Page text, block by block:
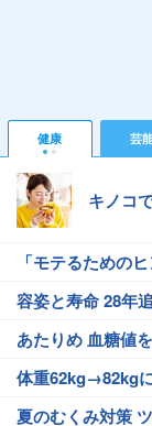
健康 芸
キノコ
「モテるための
容姿と寿命 28年
あたりめ 血糖値
体重62kg→82kg
夏のむくみ対策